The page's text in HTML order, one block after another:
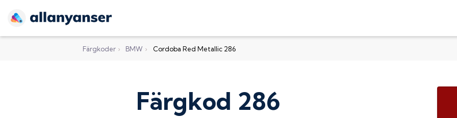
Färgkoder › BMW › Cordoba Red Metallic 286
Färgkod 286